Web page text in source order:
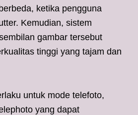
ketika pengguna
Kemudian, sistem
gambar tersebut
tinggi yang tajam dan
untuk mode telefoto,
yang dapat